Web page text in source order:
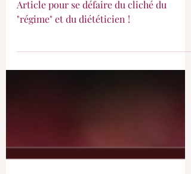
Diététicien et régime !